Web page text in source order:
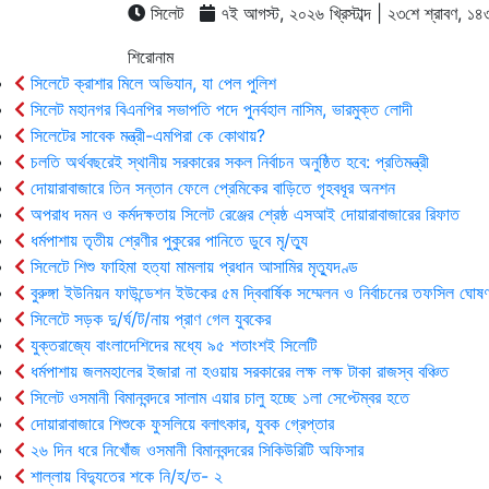
সিলেট
৭ই আগস্ট, ২০২৬ খ্রিস্টাব্দ | ২৩শে শ্রাবণ,
শিরোনাম
সিলেটে ক্রাশার মিলে অভিযান, যা পেল পুলিশ
সিলেট মহানগর বিএনপির সভাপতি পদে পুনর্বহাল নাসিম, ভারমুক্ত লোদী
সিলেটের সাবেক মন্ত্রী-এমপিরা কে কোথায়?
চলতি অর্থবছরেই স্থানীয় সরকারের সকল নির্বাচন অনুষ্ঠিত হবে: প্রতিমন্ত্রী
দোয়ারাবাজারে তিন সন্তান ফেলে প্রেমিকের বাড়িতে গৃহবধূর অনশন
অপরাধ দমন ও কর্মদক্ষতায় সিলেট রেঞ্জের শ্রেষ্ঠ এসআই দোয়ারাবাজারের রিফাত
ধর্মপাশায় তৃতীয় শ্রেণীর পুকুরের পানিতে ডুবে মৃ/ত্যু
সিলেটে শিশু ফাহিমা হত্যা মামলায় প্রধান আসামির মৃত্যুদণ্ড
বুরুঙ্গা ইউনিয়ন ফাউন্ডেশন ইউকের ৫ম দ্বিবার্ষিক সম্মেলন ও নির্বাচনের তফসিল
সিলেটে সড়ক দু/র্ঘ/ট/নায় প্রাণ গেল যুবকের
যুক্তরাজ্যে বাংলাদেশিদের মধ্যে ৯৫ শতাংশই সিলেটি
ধর্মপাশায় জলমহালের ইজারা না হওয়ায় সরকারের লক্ষ লক্ষ টাকা রাজস্ব বঞ্চিত
সিলেট ওসমানী বিমানবন্দরে সালাম এয়ার চালু হচ্ছে ১লা সেপ্টেম্বর হতে
দোয়ারাবাজারে শিশুকে ফুসলিয়ে বলাৎকার, যুবক গ্রেপ্তার
২৬ দিন ধরে নিখোঁজ ওসমানী বিমানবন্দরের সিকিউরিটি অফিসার
শাল্লায় বিদ্যুতের শকে নি/হ/ত- ২